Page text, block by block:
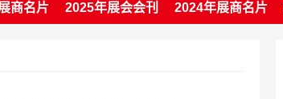
商名片 2025年展会会刊 2024年展商名片